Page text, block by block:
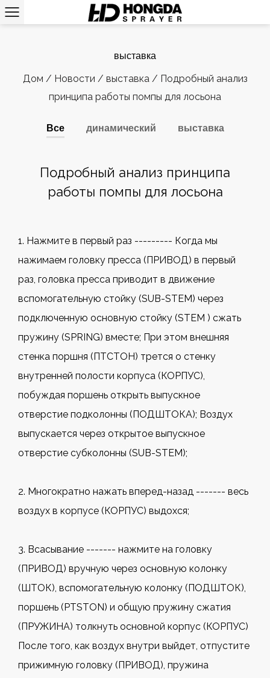
выставка
Дом / Новости / выставка / Подробный анализ
принципа работы помпы для лосьона
Все динамический выставка
Подробный анализ принципа
работы помпы для лосьона
1. Нажмите в первый раз --------- Когда мы
нажимаем головку пресса (ПРИВОД) в первый
раз, головка пресса приводит в движение
вспомогательную стойку (SUB-STEM) через
подключенную основную стойку (STEM ) сжать
пружину (SPRING) вместе; При этом внешняя
стенка поршня (ПТСТОН) трется о стенку
внутренней полости корпуса (КОРПУС),
побуждая поршень открыть выпускное
отверстие подколонны (ПОДШТОКА); Воздух
выпускается через открытое выпускное
отверстие субколонны (SUB-STEM);
2. Многократно нажать вперед-назад ------- весь
воздух в корпусе (КОРПУС) выдохся;
3. Всасывание ------- нажмите на головку
(ПРИВОД) вручную через основную колонку
(ШТОК), вспомогательную колонку (ПОДШТОК),
поршень (PTSTON) и общую пружину сжатия
(ПРУЖИНА) толкнуть основной корпус (КОРПУС)
После того, как воздух внутри выйдет, отпустите
прижимную головку (ПРИВОД), пружина